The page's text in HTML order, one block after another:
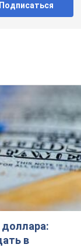
Подписаться
доллара:
в